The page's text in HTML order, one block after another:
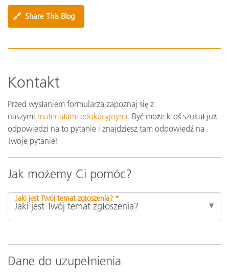
🔗 Share This Blog
Kontakt
Przed wysłaniem formularza zapoznaj się z
naszymi materiałami edukacyjnymi. Być może ktoś szukał już
odpowiedzi na to pytanie i znajdziesz tam odpowiedź na
Twoje pytanie!
Jak możemy Ci pomóc?
Jaki jest Twój temat zgłoszenia? *
Dane do uzupełnienia